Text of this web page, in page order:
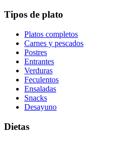
Tipos de plato
Platos completos
Carnes y pescados
Postres
Entrantes
Verduras
Feculentos
Ensaladas
Snacks
Desayuno
Dietas